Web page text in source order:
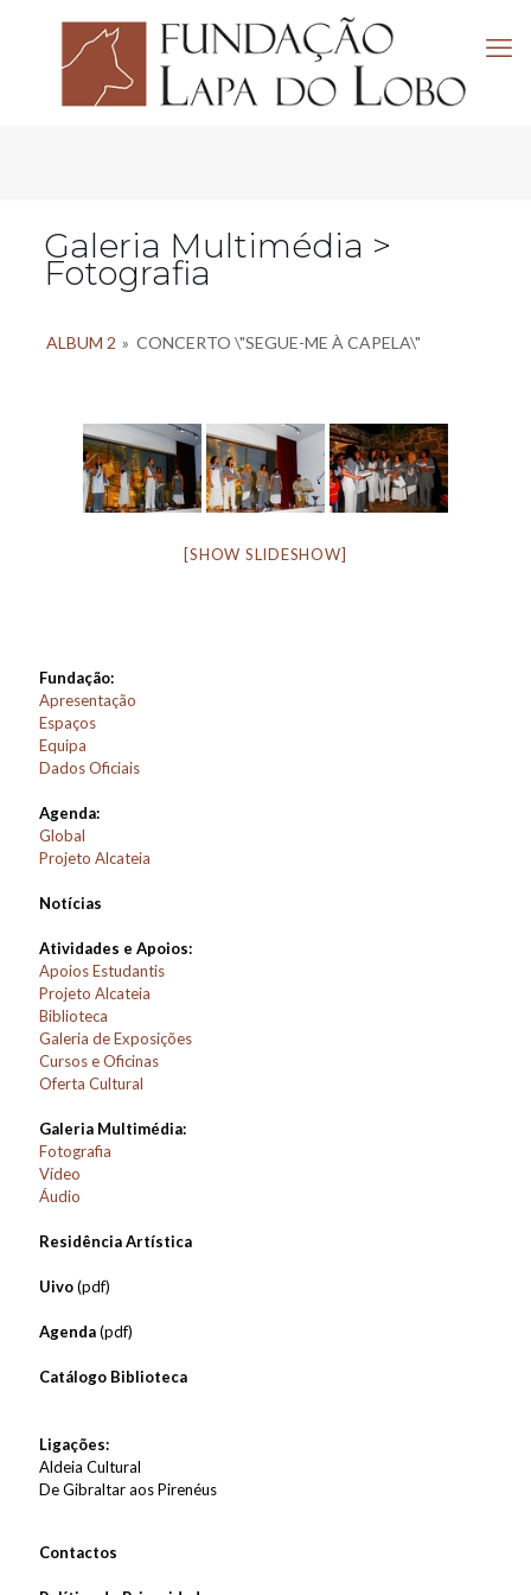
Galeria Multimédia >
Fotografia
ALBUM 2 » CONCERTO \"SEGUE-ME À CAPELA\"
[SHOW SLIDESHOW]
Fundação:
Apresentação
Espaços
Equipa
Dados Oficiais
Agenda:
Global
Projeto Alcateia
Notícias
Atividades e Apoios:
Apoios Estudantis
Projeto Alcateia
Biblioteca
Galeria de Exposições
Cursos e Oficinas
Oferta Cultural
Galeria Multimédia:
Fotografia
Vídeo
Áudio
Residência Artística
Uivo(pdf)
Agenda(pdf)
Catálogo Biblioteca
Ligações:
Aldeia Cultural
De Gibraltar aos Pirenéus
Contactos